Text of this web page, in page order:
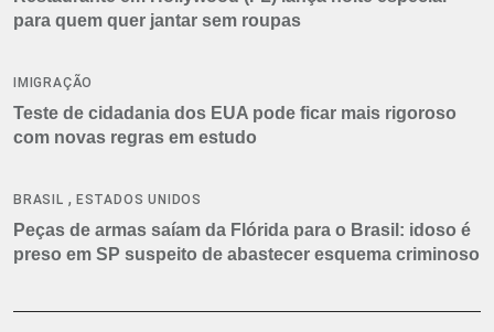
para quem quer jantar sem roupas
IMIGRAÇÃO
Teste de cidadania dos EUA pode ficar mais rigoroso
com novas regras em estudo
BRASIL , ESTADOS UNIDOS
Peças de armas saíam da Flórida para o Brasil: idoso é
preso em SP suspeito de abastecer esquema criminoso